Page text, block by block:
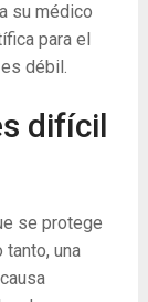
su médico
para el
débil.
difícil
se protege
una